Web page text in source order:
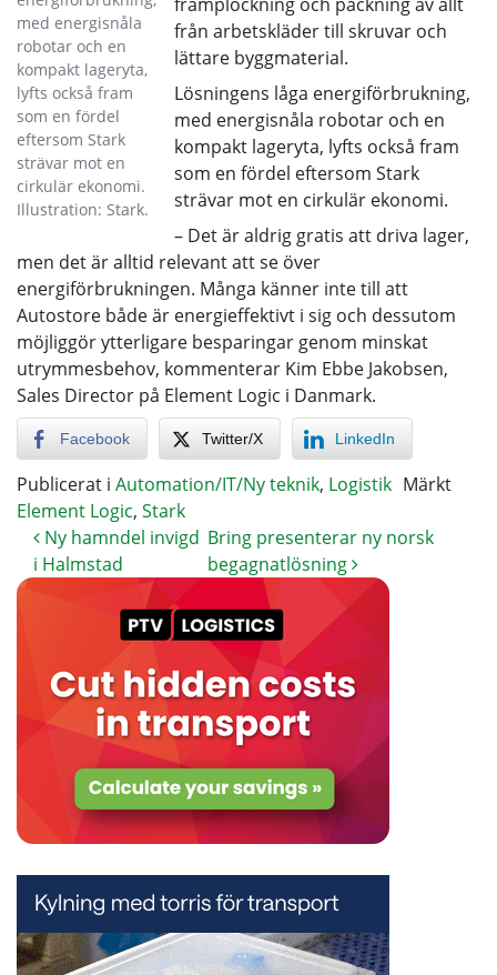
med energisnåla
robotar och en
kompakt lageryta,
lyfts också fram
som en fördel
eftersom Stark
strävar mot en
cirkulär ekonomi.
Illustration: Stark.
från arbetskläder till skruvar och
lättare byggmaterial.
Lösningens låga energiförbrukning,
med energisnåla robotar och en
kompakt lageryta, lyfts också fram
som en fördel eftersom Stark
strävar mot en cirkulär ekonomi.
– Det är aldrig gratis att driva lager,
men det är alltid relevant att se över
energiförbrukningen. Många känner inte till att
Autostore både är energieffektivt i sig och dessutom
möjliggör ytterligare besparingar genom minskat
utrymmesbehov, kommenterar Kim Ebbe Jakobsen,
Sales Director på Element Logic i Danmark.
Facebook Twitter/X LinkedIn
Publicerat i Automation/IT/Ny teknik, Logistik Märkt
Element Logic, Stark
Ny hamndel invigd
i Halmstad
Bring presenterar ny norsk
begagnatlösning